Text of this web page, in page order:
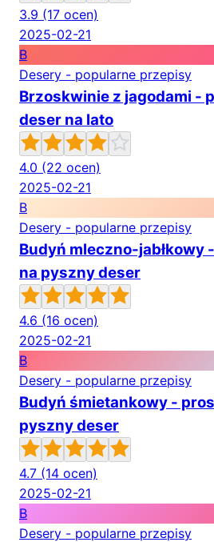
3.9 (17 ocen)
2025-02-21
B
Desery - popularne przepisy
Brzoskwinie z jagodami -
deser na lato
4.0 (22 ocen)
2025-02-21
B
Desery - popularne przepisy
Budyń mleczno-jabłkowy
na pyszny deser
4.6 (16 ocen)
2025-02-21
B
Desery - popularne przepisy
Budyń śmietankowy -
pyszny deser
4.7 (14 ocen)
2025-02-21
B
Desery - popularne przepisy